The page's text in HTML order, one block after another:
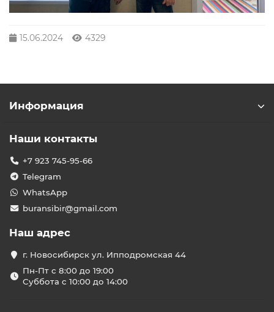
15.06.2024 4329
Информация
Наши контакты
+7 923 745-95-66
Telegram
WhatsApp
buransibir@gmail.com
Наш адрес
г. Новосибирск ул. Ипподромская 44
Пн-Пт с 8:00 до 19:00
Суббота с 10:00 до 14:00